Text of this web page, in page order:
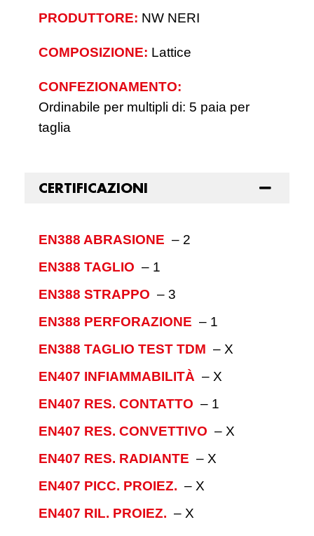
PRODUTTORE: NW NERI
COMPOSIZIONE: Lattice
CONFEZIONAMENTO:
Ordinabile per multipli di: 5 paia per
taglia
CERTIFICAZIONI
EN388 ABRASIONE – 2
EN388 TAGLIO – 1
EN388 STRAPPO – 3
EN388 PERFORAZIONE – 1
EN388 TAGLIO TEST TDM – X
EN407 INFIAMMABILITÀ – X
EN407 RES. CONTATTO – 1
EN407 RES. CONVETTIVO – X
EN407 RES. RADIANTE – X
EN407 PICC. PROIEZ. – X
EN407 RIL. PROIEZ. – X